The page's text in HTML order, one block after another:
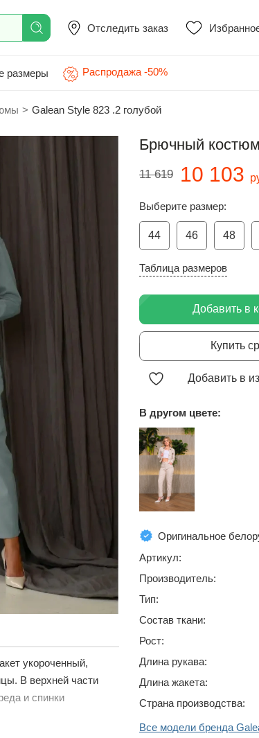
Отследить заказ
размеры Распродажа -50%
> Galean Style 823 .2 голубой
укороченный,
В верхней части
и спинки
Брючный
11 619 10 103
Выберите размер:
44 46 48
Таблица размеров
Добавить в
Купить
Добавить в
В другом цвете:
Оригинальное
Артикул:
Производитель:
Тип:
Состав ткани:
Рост:
Длина рукава:
Длина жакета:
Страна производства:
Все модели бренда